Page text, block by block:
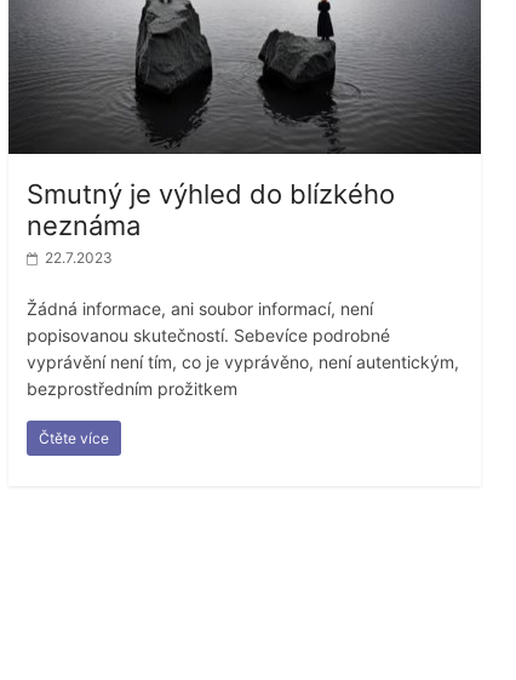
Smutný je výhled do blízkého
neznáma
22.7.2023
Žádná informace, ani soubor informací, není
popisovanou skutečností. Sebevíce podrobné
vyprávění není tím, co je vyprávěno, není autentickým,
bezprostředním prožitkem
Čtěte více